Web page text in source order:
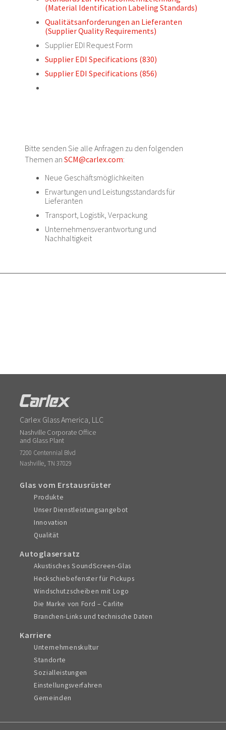
(Material Identification Labeling Standards)
Qualitätsanforderungen an Lieferanten
(Supplier Quality Requirements)
Supplier EDI Request Form
Supplier EDI Specifications (830)
Supplier EDI Specifications (856)
Bitte senden Sie alle Anfragen zu den folgenden
Themen an SCM@carlex.com:
Neue Geschäftsmöglichkeiten
Erwartungen und Leistungsstandards für
Lieferanten
Transport, Logistik, Verpackung
Unternehmensverantwortung und
Nachhaltigkeit
Carlex Glass America, LLC
Nashville Corporate Office
and Glass Plant
7200 Centennial Blvd
Nashville,TN 37029
Glas vom Erstausrüster
Produkte
Unser Dienstleistungsangebot
Innovation
Qualität
Autoglasersatz
Akustisches SoundScreen-Glas
Heckschiebefenster für Pickups
Windschutzscheiben mit Logo
Die Marke von Ford – Carlite
Branchen-Links und technische Daten
Karriere
Unternehmenskultur
Standorte
Sozialleistungen
Einstellungsverfahren
Gemeinden